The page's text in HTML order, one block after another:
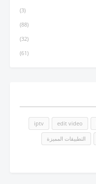
(3)
(88)
(32)
(61)
edit video
iptv
التطبيقات المميزة